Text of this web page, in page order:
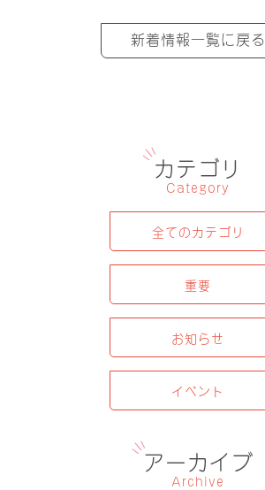
新着情報一覧に戻る
カテゴリ
Category
全てのカテゴリ
重要
お知らせ
イベント
アーカイブ
Archive